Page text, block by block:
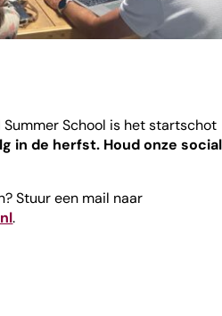
Summer School is het startschot
in de herfst. Houd onze
Stuur een mail naar
.